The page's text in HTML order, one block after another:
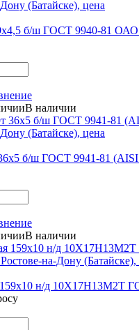
б/ш ГОСТ 9940-81
В наличии
б/ш ГОСТ 9941-81
В наличии
н/д 10Х17Н13М2Т